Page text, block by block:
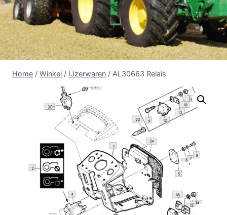
Home / Winkel / IJzerwaren / AL30663 Relais